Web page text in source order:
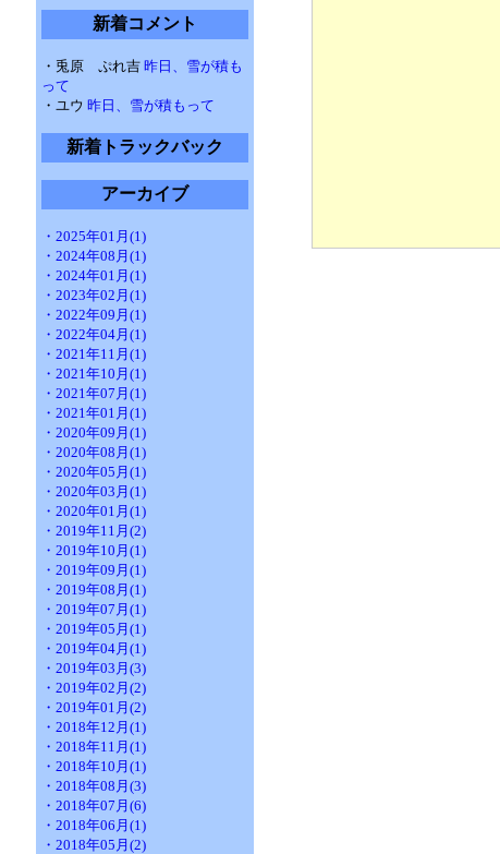
新着コメント
・兎原 ぷれ吉 昨日、雪が積も
って
・ユウ 昨日、雪が積もって
新着トラックバック
アーカイブ
・2025年01月(1)
・2024年08月(1)
・2024年01月(1)
・2023年02月(1)
・2022年09月(1)
・2022年04月(1)
・2021年11月(1)
・2021年10月(1)
・2021年07月(1)
・2021年01月(1)
・2020年09月(1)
・2020年08月(1)
・2020年05月(1)
・2020年03月(1)
・2020年01月(1)
・2019年11月(2)
・2019年10月(1)
・2019年09月(1)
・2019年08月(1)
・2019年07月(1)
・2019年05月(1)
・2019年04月(1)
・2019年03月(3)
・2019年02月(2)
・2019年01月(2)
・2018年12月(1)
・2018年11月(1)
・2018年10月(1)
・2018年08月(3)
・2018年07月(6)
・2018年06月(1)
・2018年05月(2)